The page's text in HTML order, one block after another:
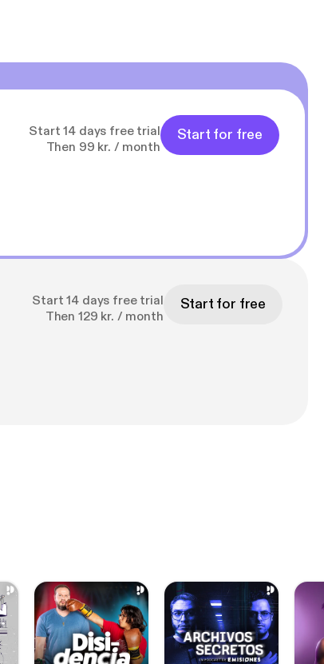
Start 14 days free trial
Then 99 kr. / month
Start for free
Start 14 days free trial
Then 129 kr. / month
Start for free